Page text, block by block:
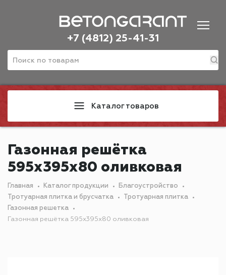
+7 (4812) 25-41-31
Каталог товаров
Газонная решётка
595х395х80 оливковая
Главная Каталог продукции
Благоустройство
Тротуарная плитка и брусчатка
Тротуарная плитка
Газонная решетка
Газонная решётка 595х395х80 оливковая